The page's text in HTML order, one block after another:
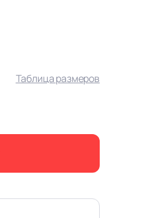
Таблица размеров